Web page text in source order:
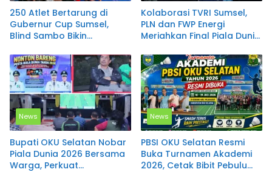
250 Atlet Bertarung di
Gubernur Cup Sumsel,
Blind Sambo Bikin
Kolaborasi TVRI Sumsel,
PLN dan FWP Energi
Meriahkan Final Piala Dunia
News
Bupati OKU Selatan Nobar
Piala Dunia 2026 Bersama
Warga, Perkuat
News
PBSI OKU Selatan Resmi
Buka Turnamen Akademi
2026, Cetak Bibit Pebulu